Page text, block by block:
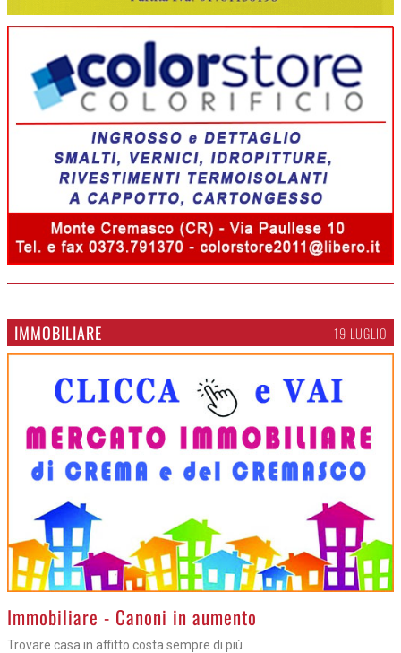
IMMOBILIARE 19 LUGLIO
>Immobiliare - Canoni in aumento
Trovare casa in affitto costa sempre di più